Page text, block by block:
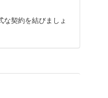
な契約を結びましょ